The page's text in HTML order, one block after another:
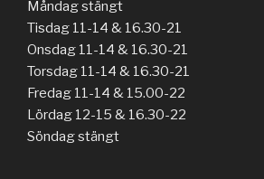
Måndag stängt
Tisdag 11-14 & 16.30-21
Onsdag 11-14 & 16.30-21
Torsdag 11-14 & 16.30-21
Fredag 11-14 & 15.00-22
Lördag 12-15 & 16.30-22
Söndag stängt